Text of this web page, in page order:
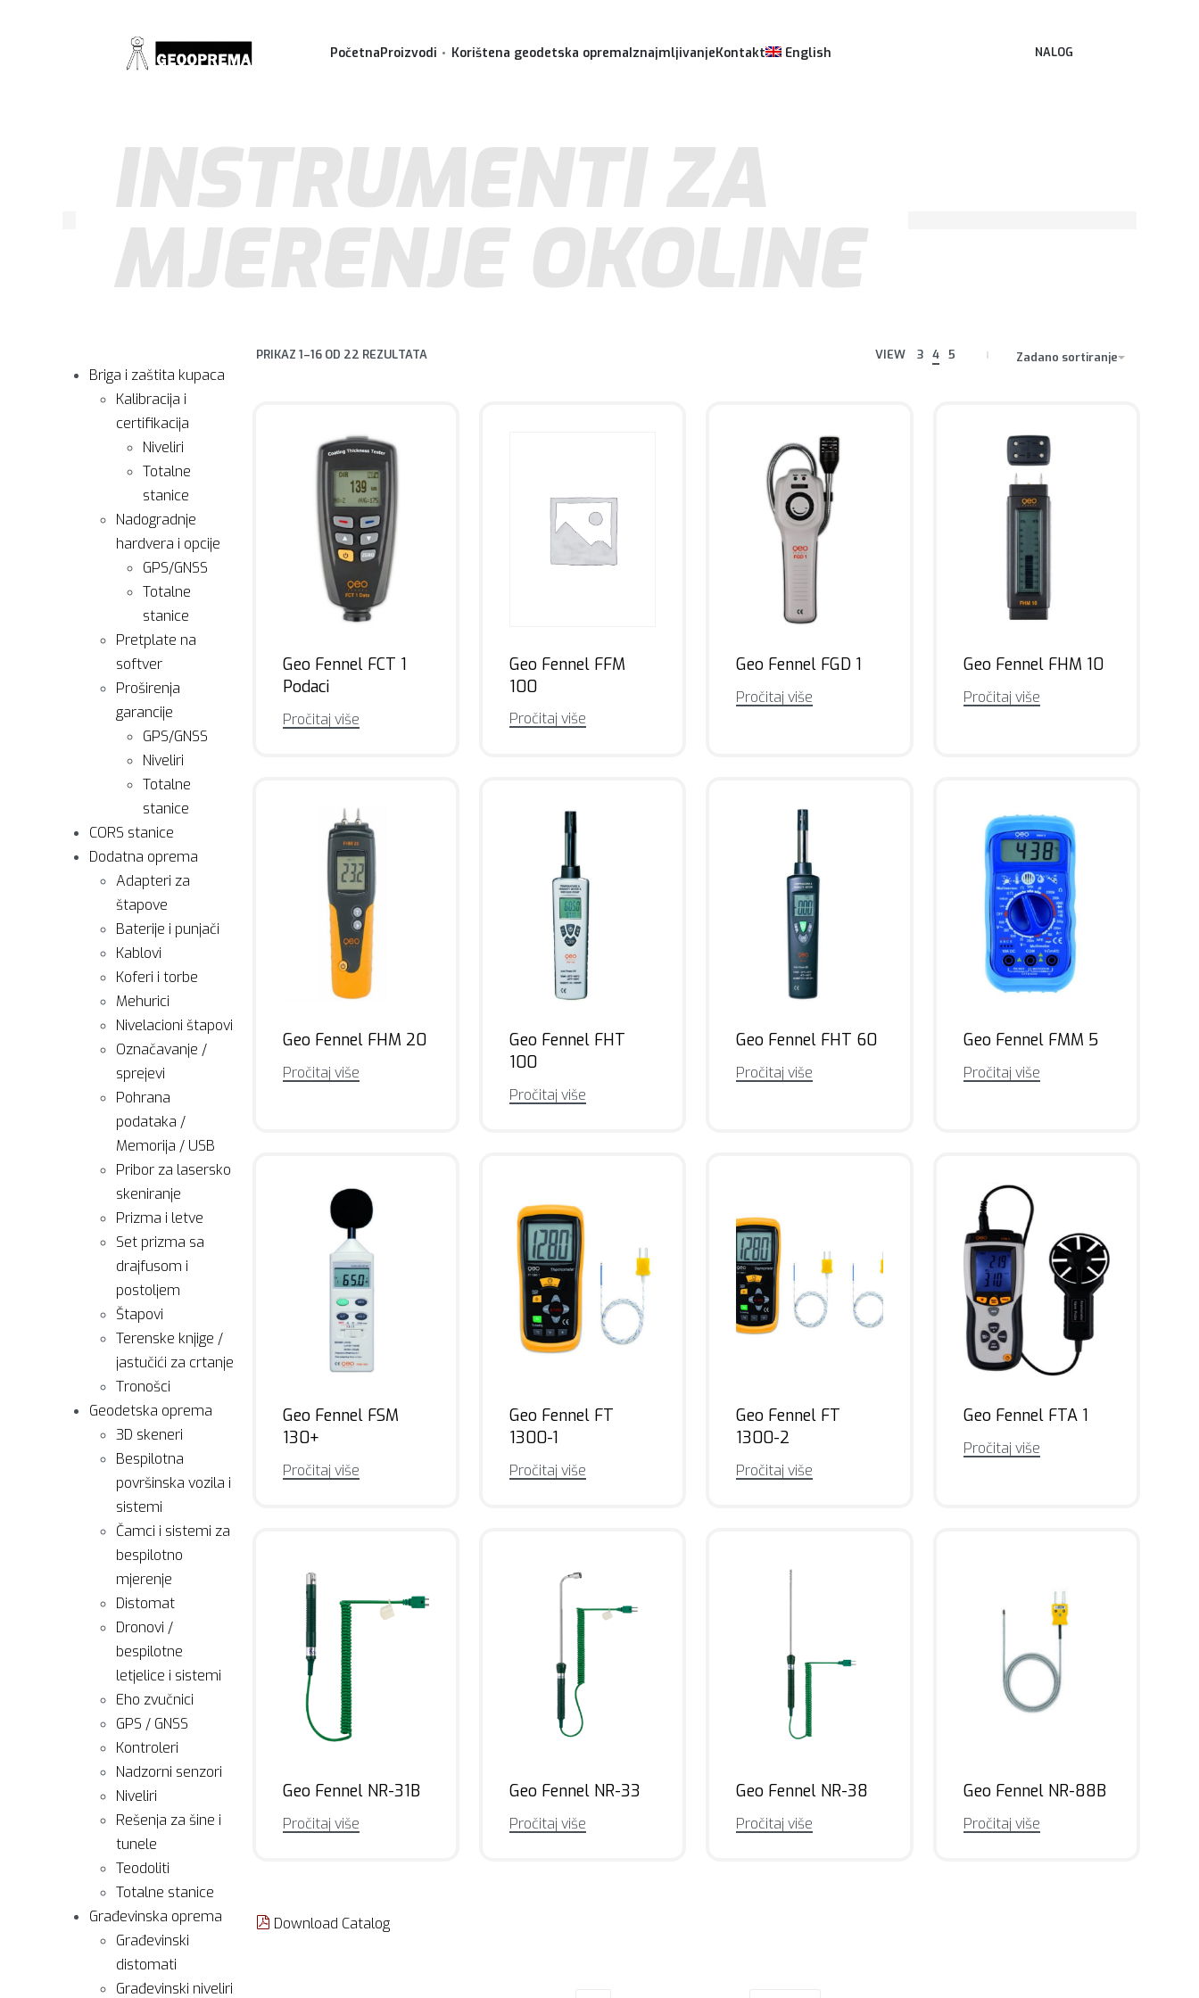
PočetnaProizvodi Korištena geodetska opremaIznajmljivanjeKontakt English NALOG
INSTRUMENTI ZA
MJERENJE OKOLINE
Briga i zaštita kupaca
Kalibracija i
certifikacija
Niveliri
Totalne
stanice
Nadogradnje
hardvera i opcije
GPS/GNSS
Totalne
stanice
Pretplate na
softver
Proširenja
garancije
GPS/GNSS
Niveliri
Totalne
stanice
CORS stanice
Dodatna oprema
Adapteri za
štapove
Baterije i punjači
Kablovi
Koferi i torbe
Mehurici
Nivelacioni štapovi
Označavanje /
sprejevi
Pohrana
podataka /
Memorija / USB
Pribor za lasersko
skeniranje
Prizma i letve
Set prizma sa
drajfusom i
postoljem
Štapovi
Terenske knjige /
jastučići za crtanje
Tronošci
Geodetska oprema
3D skeneri
Bespilotna
površinska vozila i
sistemi
Čamci i sistemi za
bespilotno
mjerenje
Distomat
Dronovi /
bespilotne
letjelice i sistemi
Eho zvučnici
GPS / GNSS
Kontroleri
Nadzorni senzori
Niveliri
Rešenja za šine i
tunele
Teodoliti
Totalne stanice
Građevinska oprema
Građevinski
distomati
Građevinski niveliri
PRIKAZ 1–16 OD 22 REZULTATA VIEW 3 4 5 Zadano sortiranje
Geo Fennel FCT 1
Podaci
Pročitaj više
Geo Fennel FFM
100
Pročitaj više
Geo Fennel FGD 1
Pročitaj više
Geo Fennel FHM 10
Pročitaj više
Geo Fennel FHM 20
Pročitaj više
Geo Fennel FHT
100
Pročitaj više
Geo Fennel FHT 60
Pročitaj više
Geo Fennel FMM 5
Pročitaj više
Geo Fennel FSM
130+
Pročitaj više
Geo Fennel FT
1300-1
Pročitaj više
Geo Fennel FT
1300-2
Pročitaj više
Geo Fennel FTA 1
Pročitaj više
Geo Fennel NR-31B
Pročitaj više
Geo Fennel NR-33
Pročitaj više
Geo Fennel NR-38
Pročitaj više
Geo Fennel NR-88B
Pročitaj više
Download Catalog